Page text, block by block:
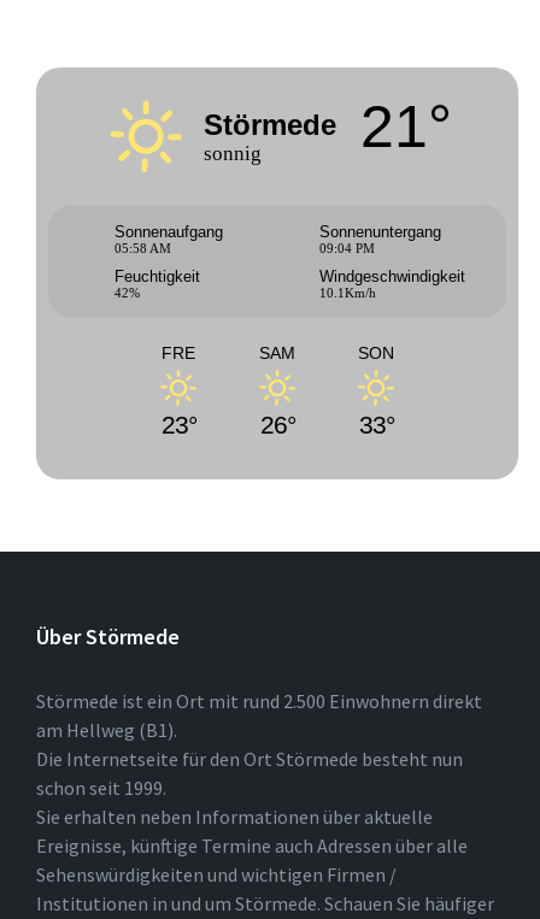
Störmede
sonnig 21°
Sonnenaufgang
05:58 AM
Sonnenuntergang
09:04 PM
Feuchtigkeit
42%
Windgeschwindigkeit
10.1Km/h
FRE
23°
SAM
26°
SON
33°
Über Störmede
Störmede ist ein Ort mit rund 2.500 Einwohnern direkt
am Hellweg (B1).
Die Internetseite für den Ort Störmede besteht nun
schon seit 1999.
Sie erhalten neben Informationen über aktuelle
Ereignisse, künftige Termine auch Adressen über alle
Sehenswürdigkeiten und wichtigen Firmen /
Institutionen in und um Störmede. Schauen Sie häufiger